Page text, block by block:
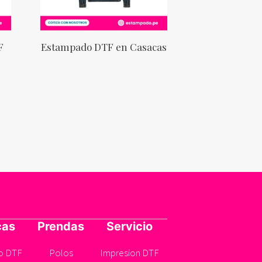
Estampado DTF en Casacas
DTF
Prendas
Polos
Servicio
Impresion DTF